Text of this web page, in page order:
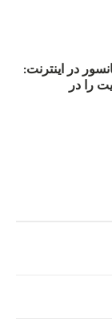
سانسور در اینترنت:
بدون مرز، ۲۲ سایت را در